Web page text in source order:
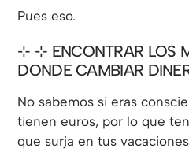
Pues eso.
⊹ ENCONTRAR LOS
DONDE CAMBIAR
No sabemos si eras
tienen euros, por lo que
que surja en tus